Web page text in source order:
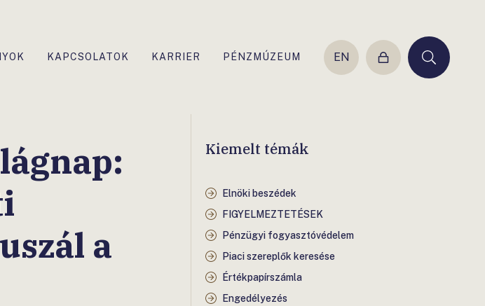
KAPCSOLATOK KARRIER PÉNZMÚZEUM EN
Belépés Keresés
a
Kiemelt témák
Elnöki beszédek
FIGYELMEZTETÉSEK
Pénzügyi fogyasztóvédelem
Piaci szereplők keresése
Értékpapírszámla
Engedélyezés